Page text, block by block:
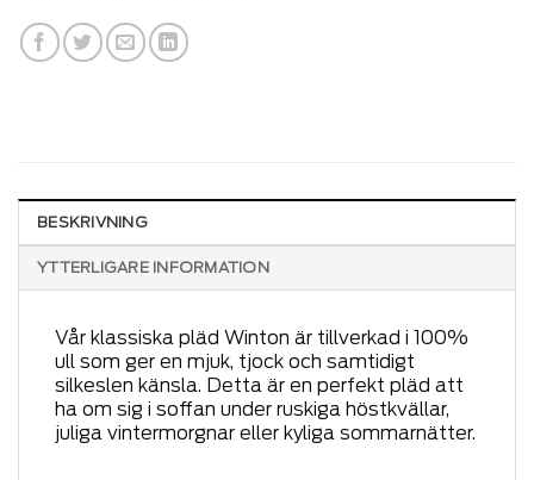
BESKRIVNING
YTTERLIGARE INFORMATION
Vår klassiska pläd Winton är tillverkad i 100%
ull som ger en mjuk, tjock och samtidigt
silkeslen känsla. Detta är en perfekt pläd att
ha om sig i soffan under ruskiga höstkvällar,
juliga vintermorgnar eller kyliga sommarnätter.